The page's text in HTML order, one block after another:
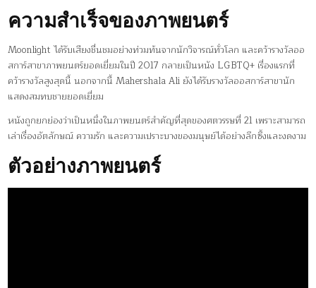
ความสำเร็จของภาพยนตร์
Moonlight ได้รับเสียงชื่นชมอย่างท่วมท้นจากนักวิจารณ์ทั่วโลก และคว้ารางวัลออ
สการ์สาขาภาพยนตร์ยอดเยี่ยมในปี 2017 กลายเป็นหนัง LGBTQ+ เรื่องแรกที่
คว้ารางวัลสูงสุดนี้ นอกจากนี้ Mahershala Ali ยังได้รับรางวัลออสการ์สาขานัก
แสดงสมทบชายยอดเยี่ยม
หนังถูกยกย่องว่าเป็นหนึ่งในภาพยนตร์สำคัญที่สุดของศตวรรษที่ 21 เพราะสามารถ
เล่าเรื่องอัตลักษณ์ ความรัก และความเปราะบางของมนุษย์ได้อย่างลึกซึ้งและงดงาม
ตัวอย่างภาพยนตร์